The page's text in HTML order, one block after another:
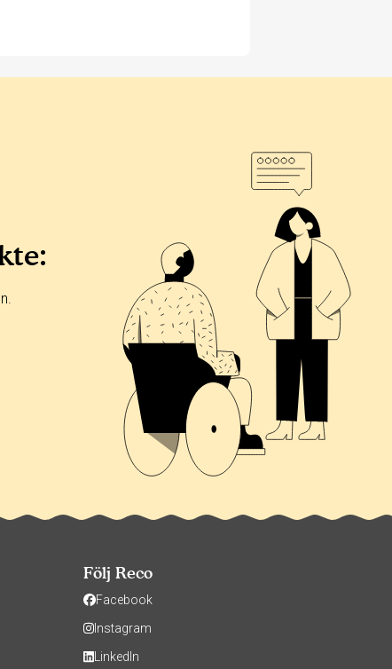
Följ Reco
Facebook
Instagram
LinkedIn